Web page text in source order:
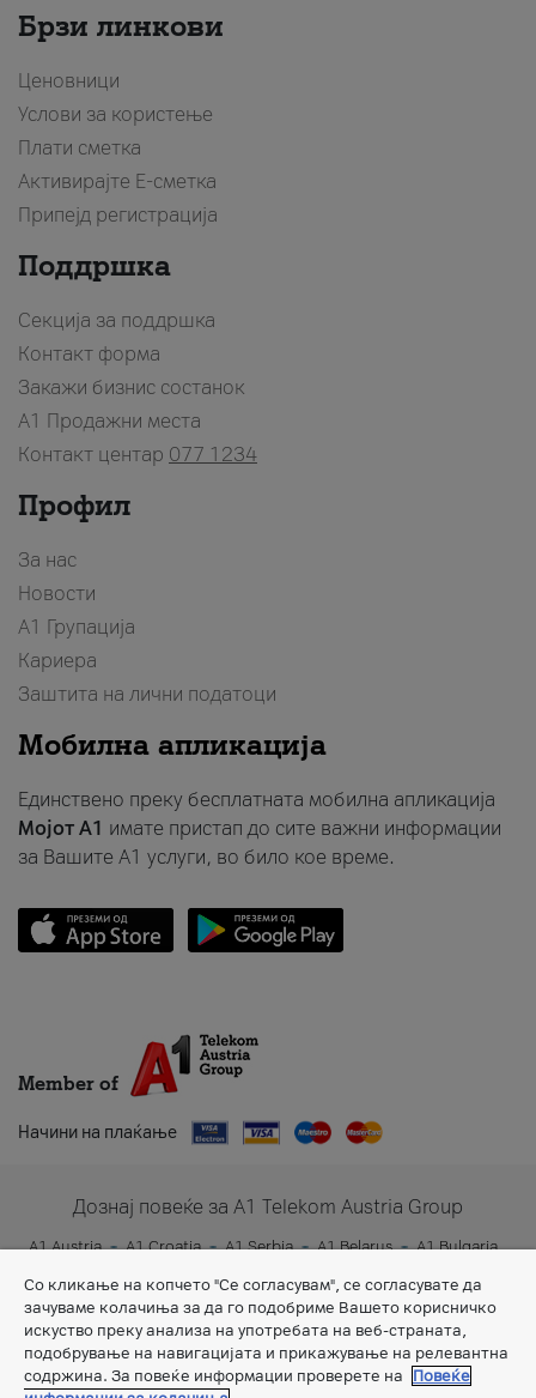
Брзи линкови
Ценовници
Услови за користење
Плати сметка
Активирајте Е-сметка
Припејд регистрација
Поддршка
Секција за поддршка
Контакт форма
Закажи бизнис состанок
A1 Продажни места
Контакт центар 077 1234
Профил
За нас
Новости
А1 Групација
Кариера
Заштита на лични податоци
Мобилна апликација
Единствено преку бесплатната мобилна апликација
Мојот A1 имате пристап до сите важни информации
за Вашите A1 услуги, во било кое време.
Member of
Начини на плаќање
Дознај повеќе за A1 Telekom Austria Group
A1 Austria A1 Croatia A1 Serbia A1 Belarus
A1 Bulgaria
Со кликање на копчето "Се согласувам", се согласувате да
зачуваме колачиња за да го подобриме Вашето корисничко
искуство преку анализа на употребата на веб-страната,
подобрување на навигацијата и прикажување на релевантна
содржина. За повеќе информации проверете на
Повеќе